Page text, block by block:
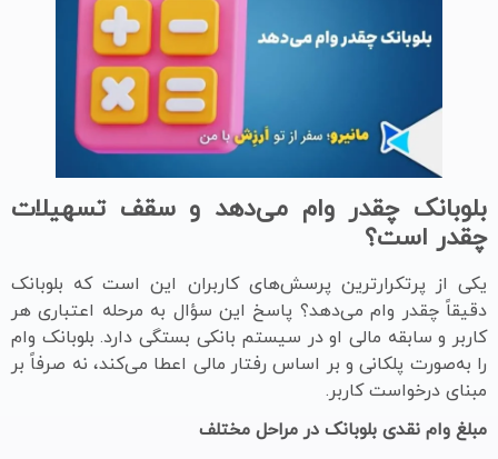
بلوبانک چقدر وام می‌دهد و سقف تسهیلات
چقدر است؟
یکی از پرتکرارترین پرسش‌های کاربران این است که بلوبانک
دقیقاً چقدر وام می‌دهد؟ پاسخ این سؤال به مرحله اعتباری هر
کاربر و سابقه مالی او در سیستم بانکی بستگی دارد. بلوبانک وام
را به‌صورت پلکانی و بر اساس رفتار مالی اعطا می‌کند، نه صرفاً بر
مبنای درخواست کاربر.
مبلغ وام نقدی بلوبانک در مراحل مختلف